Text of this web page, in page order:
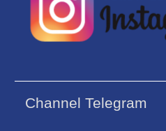
Channel Telegram